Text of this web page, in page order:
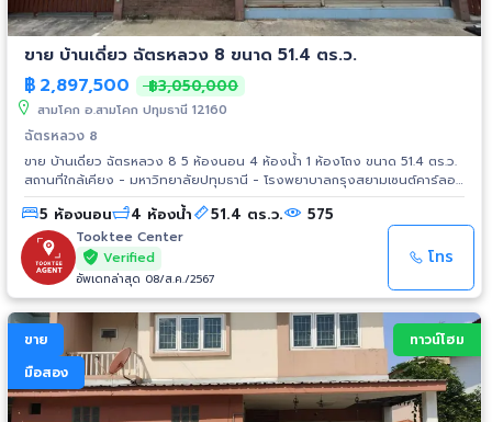
ขาย บ้านเดี่ยว ฉัตรหลวง 8 ขนาด 51.4 ตร.ว.
฿ 2,897,500 ฿3,050,000
สามโคก อ.สามโคก ปทุมธานี 12160
ฉัตรหลวง 8
ขาย บ้านเดี่ยว ฉัตรหลวง 8 5 ห้องนอน 4 ห้องน้ำ 1 ห้องโถง ขนาด 51.4 ตร.ว.
สถานที่ใกล้เคียง - มหาวิทยาลัยปทุมธานี - โรงพยาบาลกรุงสยามเซนต์คาร์ลอส
- วิทยาลัยการอาชีวศึกษาปทุมธานี - สำนักงานสรรพากรพื้นที่ปทุมธานี -
วิทยาลัยเทคนิคปทุมธานี - องค์การบริหารส่วนตำบล สวนพริกไทย
5 ห้องนอน 4 ห้องน้ำ 51.4 ตร.ว. 575
Tooktee Center
Verified
อัพเดทล่าสุด 08/ส.ค./2567
โทร
ขาย
มือสอง
ทาวน์โฮม